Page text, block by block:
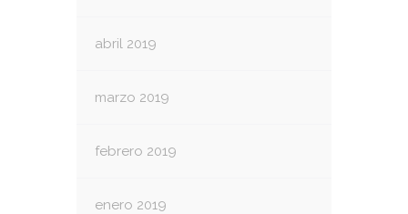
abril 2019
marzo 2019
febrero 2019
enero 2019